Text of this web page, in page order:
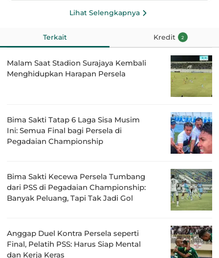
Lihat Selengkapnya
Terkait Kredit 2
Malam Saat Stadion Surajaya Kembali
Menghidupkan Harapan Persela
Bima Sakti Tatap 6 Laga Sisa Musim
Ini: Semua Final bagi Persela di
Pegadaian Championship
Bima Sakti Kecewa Persela Tumbang
dari PSS di Pegadaian Championship:
Banyak Peluang, Tapi Tak Jadi Gol
Anggap Duel Kontra Persela seperti
Final, Pelatih PSS: Harus Siap Mental
dan Kerja Keras